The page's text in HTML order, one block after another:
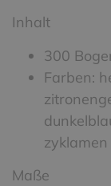
Inhalt
300
Farben:
zyklamen
Maße